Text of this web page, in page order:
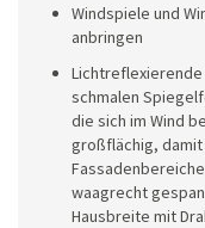
Windspiele und
anbringen
schmalen
die sich im Wind
großflächig,
waagrecht
Hausbreite mit